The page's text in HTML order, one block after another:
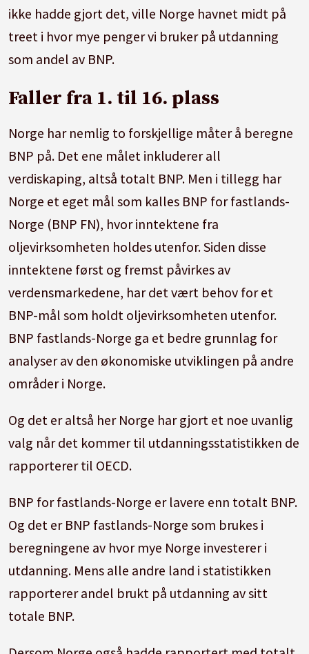
ikke hadde gjort det, ville Norge havnet midt på
treet i hvor mye penger vi bruker på utdanning
som andel av BNP.
Faller fra 1. til 16. plass
Norge har nemlig to forskjellige måter å beregne
BNP på. Det ene målet inkluderer all
verdiskaping, altså totalt BNP. Men i tillegg har
Norge et eget mål som kalles BNP for fastlands-
Norge (BNP FN), hvor inntektene fra
oljevirksomheten holdes utenfor. Siden disse
inntektene først og fremst påvirkes av
verdensmarkedene, har det vært behov for et
BNP-mål som holdt oljevirksomheten utenfor.
BNP fastlands-Norge ga et bedre grunnlag for
analyser av den økonomiske utviklingen på andre
områder i Norge.
Og det er altså her Norge har gjort et noe uvanlig
valg når det kommer til utdanningsstatistikken de
rapporterer til OECD.
BNP for fastlands-Norge er lavere enn totalt BNP.
Og det er BNP fastlands-Norge som brukes i
beregningene av hvor mye Norge investerer i
utdanning. Mens alle andre land i statistikken
rapporterer andel brukt på utdanning av sitt
totale BNP.